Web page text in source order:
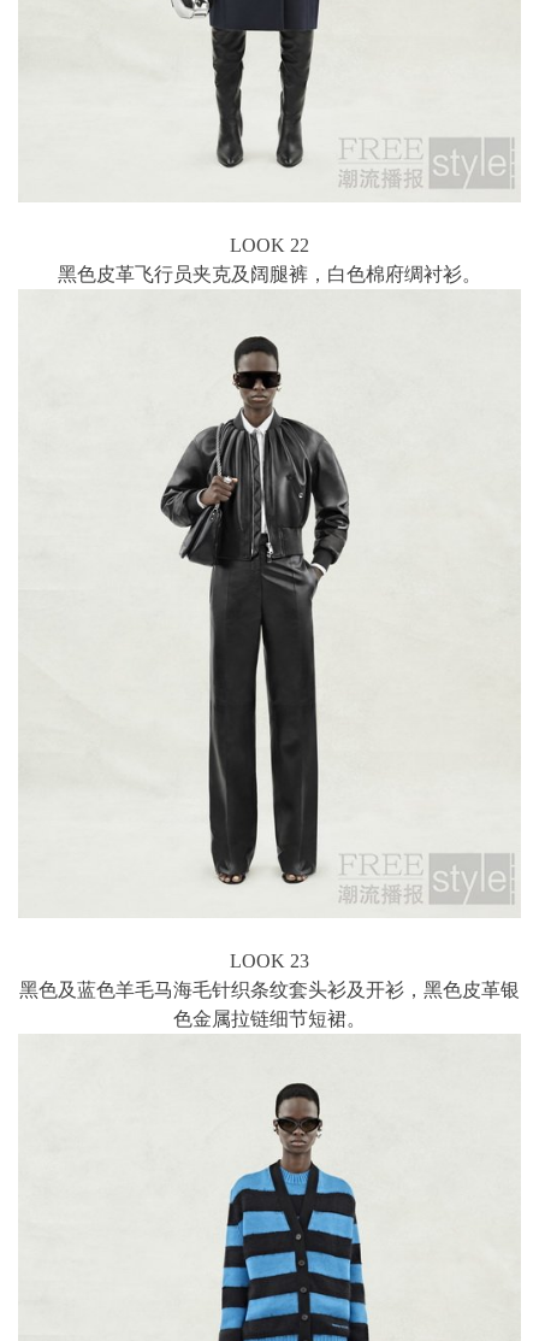
LOOK 22
黑色皮革飞行员夹克及阔腿裤，白色棉府绸衬衫。
LOOK 23
黑色及蓝色羊毛马海毛针织条纹套头衫及开衫，黑色皮革银
色金属拉链细节短裙。